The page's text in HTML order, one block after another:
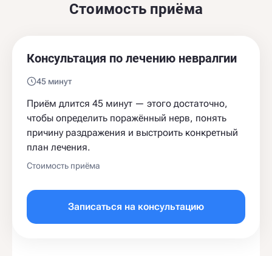
Стоимость приёма
Консультация по лечению невралгии
45 минут
Приём длится 45 минут — этого достаточно,
чтобы определить поражённый нерв, понять
причину раздражения и выстроить конкретный
план лечения.
Стоимость приёма
Записаться на консультацию